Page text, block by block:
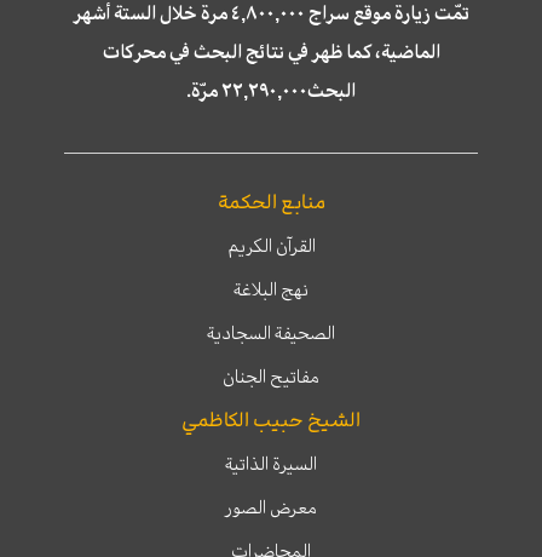
تمّت زيارة موقع سراج ٤,٨٠٠,٠٠٠ مرة خلال الستة أشهر
الماضية، كما ظهر في نتائج البحث في محركات
البحث٢٢,٢٩٠,٠٠٠ مرّة.
منابع الحكمة
القرآن الكريم
نهج البلاغة
الصحيفة السجادية
مفاتيح الجنان
الشيخ حبيب الكاظمي
السيرة الذاتية
معرض الصور
المحاضرات